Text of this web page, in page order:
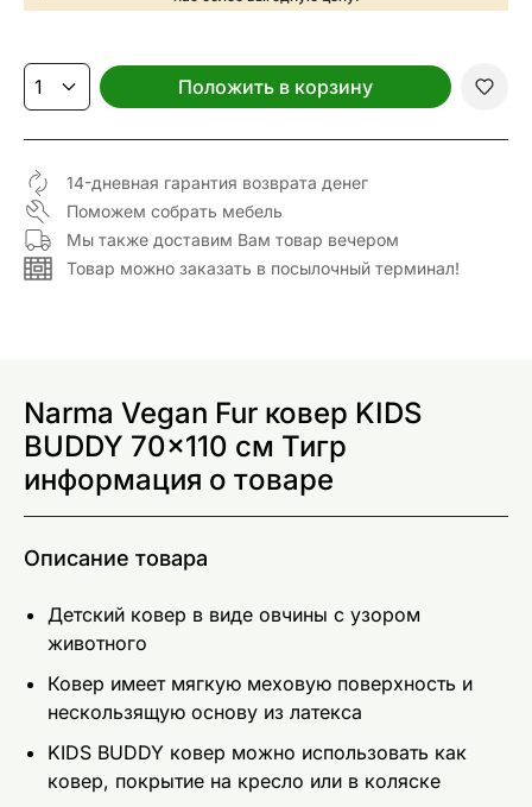
Положить в корзину
14-дневная гарантия возврата денег
Поможем собрать мебель
Мы также доставим Вам товар вечером
Товар можно заказать в посылочный терминал!
Narma Vegan Fur ковер KIDS
BUDDY 70x110 см Тигр
информация о товаре
Описание товара
Детский ковер в виде овчины с узором
животного
Ковер имеет мягкую меховую поверхность и
нескользящую основу из латекса
KIDS BUDDY ковер можно использовать как
ковер, покрытие на кресло или в коляске